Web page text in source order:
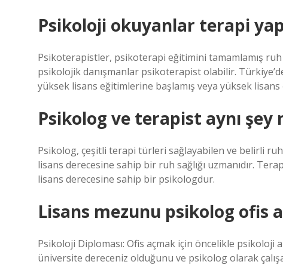
Psikoloji okuyanlar terapi
Psikoterapistler, psikoterapi eğitimini tamamlamış ruh
psikolojik danışmanlar psikoterapist olabilir.
yüksek lisans eğitimlerine başlamış veya yüksek lisans
Psikolog ve terapist aynı şey
Psikolog, çeşitli terapi türleri sağlayabilen ve belirli
lisans derecesine sahip bir ruh sağlığı uzmanıdır.
lisans derecesine sahip bir psikologdur.
Lisans mezunu psikolog ofis
Psikoloji Diploması: Ofis açmak için öncelikle psikoloji
üniversite dereceniz olduğunu ve psikolog olarak